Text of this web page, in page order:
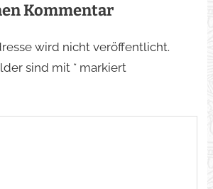
Kommentar
wird nicht veröffentlicht.
sind mit *markiert